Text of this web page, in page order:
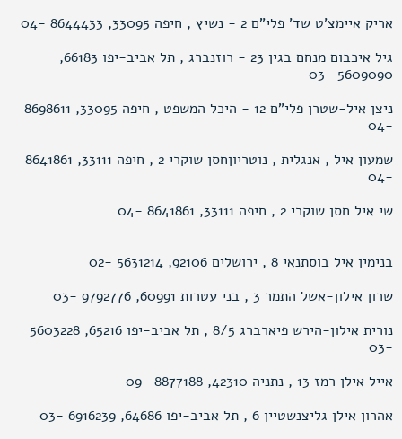
אריק איימצ’ט שד’ פלי"ם 2 - נשיץ , חיפה 33095, 8644433 -04
גיל איכבום מנחם בגין 23 - רוזנברג , תל אביב-יפו 66183,
5609090 -03
ניצן איל-שטרן פלי"ם 12 - היכל המשפט , חיפה 33095, 8698611
-04
שמעון איל , אנגלית , נוטריוןחסן שוקרי 2 , חיפה 33111, 8641861
-04
שי איל חסן שוקרי 2 , חיפה 33111, 8641861 -04
בנימין איל בוסתנאי 8 , ירושלים 92106, 5631214 -02
שרון אילון-אשל התמר 3 , בני עטרות 60991, 9792776 -03
נורית אילון-הירש פיארברג 8/5 , תל אביב-יפו 65216, 5603228
-03
אייל אילן רמז 13 , נתניה 42310, 8877188 -09
אהרון אילן גליצנשטיין 6 , תל אביב-יפו 64686, 6916239 -03